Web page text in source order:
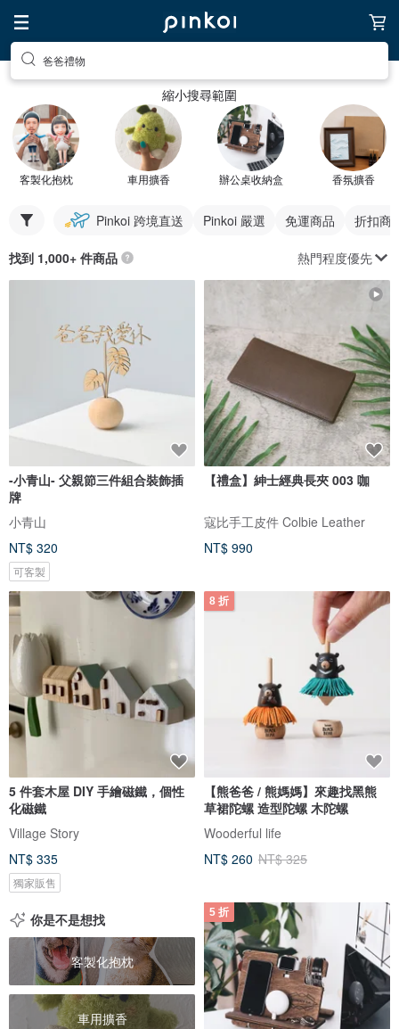
爸爸禮物
縮小搜尋範圍
客製化抱枕 車用擴香 辦公桌收納盒 香氛擴香
Pinkoi 跨境直送 Pinkoi 嚴選 免運商品 折扣商
找到 1,000+ 件商品 熱門程度優先
-小青山- 父親節三件組合裝飾插
牌
小青山
NT$ 320
可客製
【禮盒】紳士經典長夾 003 咖
寇比手工皮件 Colbie Leather
NT$ 990
5 件套木屋 DIY 手繪磁鐵，個性
化磁鐵
Village Story
NT$ 335
獨家販售
8 折
【熊爸爸 / 熊媽媽】來趣找黑熊
草裙陀螺 造型陀螺 木陀螺
Wooderful life
NT$ 260 NT$ 325
你是不是想找
客製化抱枕
車用擴香
5 折